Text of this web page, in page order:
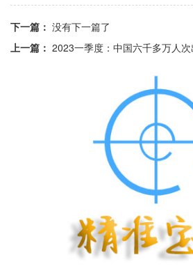
下一篇： 没有下一篇了
上一篇： 2023一季度：中国六千多万人